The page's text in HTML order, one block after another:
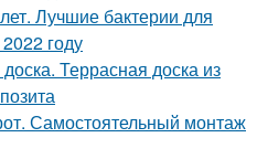
Лучшие бактерии для
году
Террасная доска из
Самостоятельный монтаж